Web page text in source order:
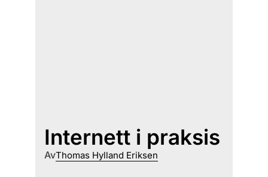
Internett i praksis
AvThomas Hylland Eriksen